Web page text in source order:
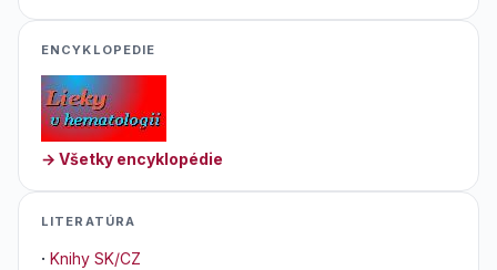
ENCYKLOPEDIE
→ Všetky encyklopédie
LITERATÚRA
· Knihy SK/CZ